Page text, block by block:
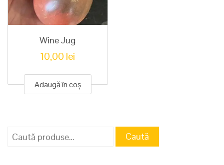
Wine Jug
10,00 lei
Adaugă în coș
Caută
Caută